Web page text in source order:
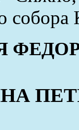
собора